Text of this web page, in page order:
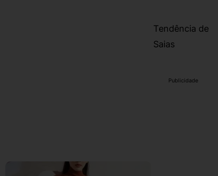
Tendência de
Saias
Publicidade